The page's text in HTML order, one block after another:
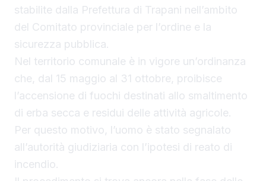
stabilite dalla Prefettura di Trapani nell’ambito
del Comitato provinciale per l’ordine e la
sicurezza pubblica.
Nel territorio comunale è in vigore un’ordinanza
che, dal 15 maggio al 31 ottobre, proibisce
l’accensione di fuochi destinati allo smaltimento
di erba secca e residui delle attività agricole.
Per questo motivo, l’uomo è stato segnalato
all’autorità giudiziaria con l’ipotesi di reato di
incendio.